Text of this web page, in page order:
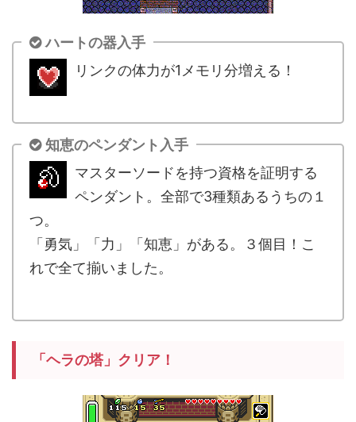
ハートの器入手
リンクの体力が1メモリ分増える！
知恵のペンダント入手
マスターソードを持つ資格を証明する
ペンダント。全部で3種類あるうちの１
つ。
「勇気」「力」「知恵」がある。３個目！こ
れで全て揃いました。
「ヘラの塔」クリア！